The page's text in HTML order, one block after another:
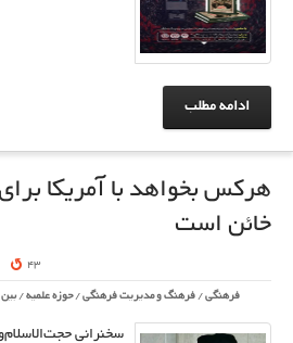
ادامه مطلب
هرکس بخواهد با آمریکا
خائن است
43
فرهنگی / فرهنگ و مدیریت فرهنگی /حوزه علمیه /بین
سخنرانی